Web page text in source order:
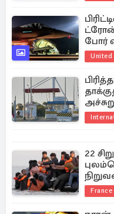
ட்ரோன்
போர்
United
22
France